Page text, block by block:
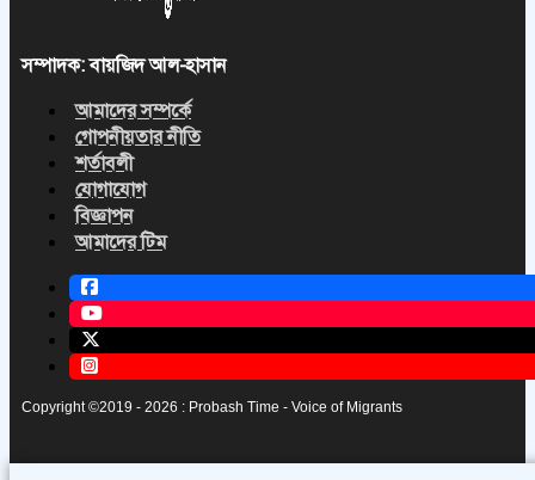
সম্পাদক: বায়জিদ আল-হাসান
আমাদের সম্পর্কে
গোপনীয়তার নীতি
শর্তাবলী
যোগাযোগ
বিজ্ঞাপন
আমাদের টিম
Copyright ©2019 - 2026 : Probash Time - Voice of Migrants